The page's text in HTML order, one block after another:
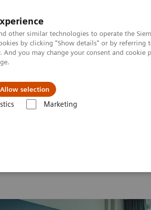
other similar technologies to operate the
by clicking "Show details" or by referring
you may change your consent and cookie
Allow selection
Marketing
servis